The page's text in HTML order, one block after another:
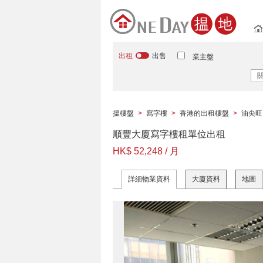
出租 出售 業主盤
搵樓盤 > 寫字樓 > 香港的出租樓盤 > 油尖旺
順豐大廈寫字樓租單位出租
HK$ 52,248 / 月
詳細物業資料 大廈資料 地圖